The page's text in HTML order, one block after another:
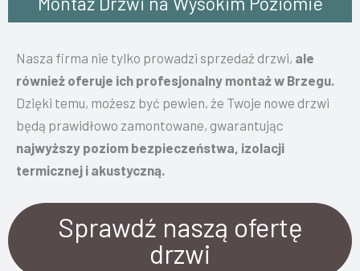
Nasza firma nie tylko prowadzi sprzedaż drzwi, ale
również oferuje ich profesjonalny montaż w Brzegu.
Dzięki temu, możesz być pewien, że Twoje nowe drzwi
będą prawidłowo zamontowane, gwarantując
najwyższy poziom bezpieczeństwa, izolacji
termicznej i akustyczną.
Sprawdź naszą ofertę
drzwi